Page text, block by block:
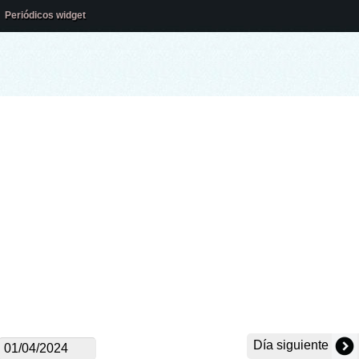
Periódicos widget
Día siguiente